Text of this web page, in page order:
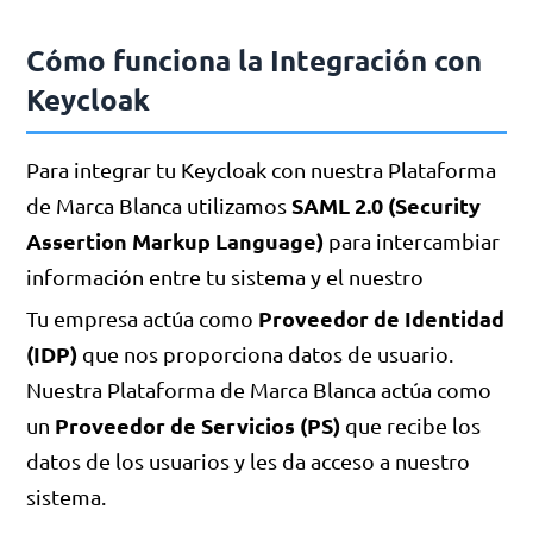
Cómo funciona la Integración con
Keycloak
Para integrar tu Keycloak con nuestra Plataforma
de Marca Blanca utilizamosSAML 2.0 (Security
Assertion Markup Language) para intercambiar
información entre tu sistema y el nuestro
Tu empresa actúa como Proveedor de Identidad
(IDP) que nos proporciona datos de usuario.
Nuestra Plataforma de Marca Blanca actúa como
un Proveedor de Servicios (PS) que recibe los
datos de los usuarios y les da acceso a nuestro
sistema.